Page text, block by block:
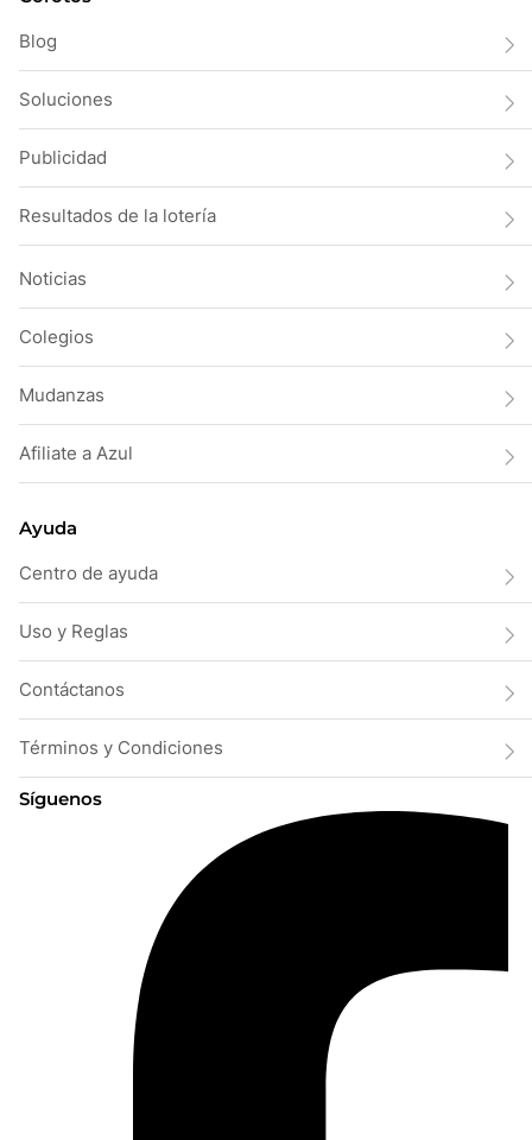
Blog
Soluciones
Publicidad
Resultados de la lotería
Noticias
Colegios
Mudanzas
Afiliate a Azul
Ayuda
Centro de ayuda
Uso y Reglas
Contáctanos
Términos y Condiciones
Síguenos